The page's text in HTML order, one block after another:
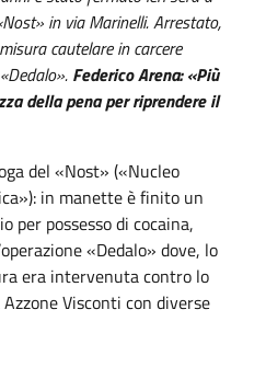
in via Marinelli. Arrestato,
cautelare in carcere
Federico Arena: «Più
della pena per riprendere il
del «Nost» («Nucleo
in manette è finito un
per possesso di cocaina,
«Dedalo» dove, lo
era intervenuta contro lo
Visconti con diverse